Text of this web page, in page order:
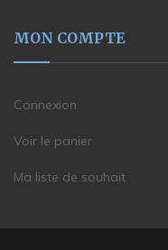
MON COMPTE
Connexion
Voir le panier
Ma liste de souhait